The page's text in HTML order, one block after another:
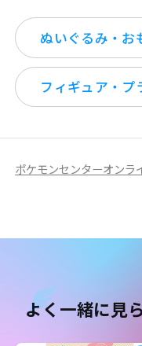
ぬいぐるみ・お
フィギュア・プ
ポケモンセンターオンラ
よく一緒に見